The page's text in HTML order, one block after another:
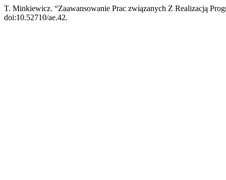
T. Minkiewicz. “Zaawansowanie Prac związanych Z Realizacją
doi:10.52710/ae.42.